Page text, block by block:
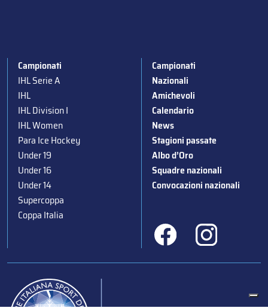
Campionati
IHL Serie A
IHL
IHL Division I
IHL Women
Para Ice Hockey
Under 19
Under 16
Under 14
Supercoppa
Coppa Italia
Campionati
Nazionali
Amichevoli
Calendario
News
Stagioni passate
Albo d’Oro
Squadre nazionali
Convocazioni nazionali